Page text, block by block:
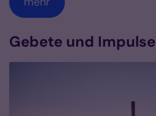
Gebete und Impulse